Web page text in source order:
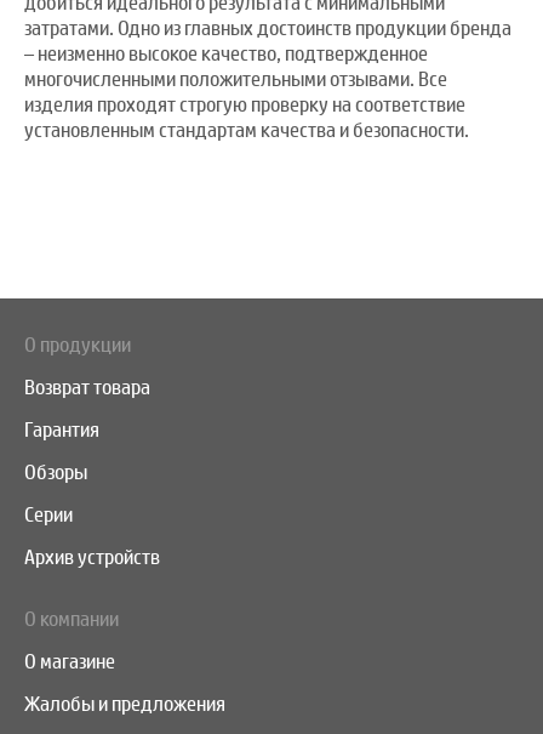
затратами. Одно из главных достоинств продукции бренда
– неизменно высокое качество, подтвержденное
многочисленными положительными отзывами. Все
изделия проходят строгую проверку на соответствие
установленным стандартам качества и безопасности.
О продукции
Возврат товара
Гарантия
Обзоры
Серии
Архив устройств
О компании
О магазине
Жалобы и предложения